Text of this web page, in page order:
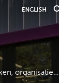
organisatie…
ENGLISH